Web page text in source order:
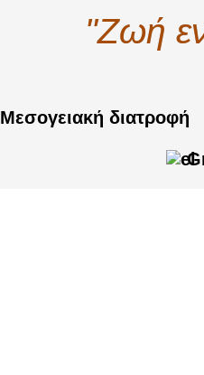
"Ζωή
Μεσογειακή διατροφή